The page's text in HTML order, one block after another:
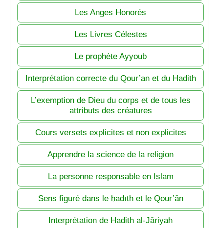
Les Anges Honorés
Les Livres Célestes
Le prophète Ayyoub
Interprétation correcte du Qour’an et du Hadith
L’exemption de Dieu du corps et de tous les
attributs des créatures
Cours versets explicites et non explicites
Apprendre la science de la religion
La personne responsable en Islam
Sens figuré dans le ḥadīth et le Qour’ân
Interprétation de Hadith al-Jâriyah